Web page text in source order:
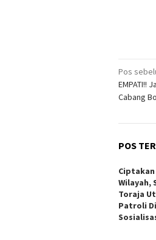
pos
Pos
EMPATI!!
Cabang
POS
Wilayah,
Toraja
Patroli